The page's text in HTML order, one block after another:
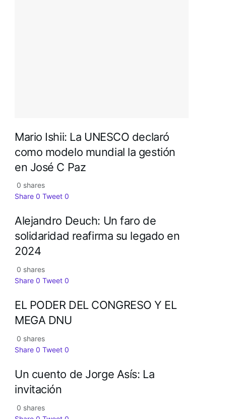
Mario Ishii: La UNESCO declaró
como modelo mundial la gestión
en José C Paz
0 shares
Share 0 Tweet 0
Alejandro Deuch: Un faro de
solidaridad reafirma su legado en
2024
0 shares
Share 0 Tweet 0
EL PODER DEL CONGRESO Y EL
MEGA DNU
0 shares
Share 0 Tweet 0
Un cuento de Jorge Asís: La
invitación
0 shares